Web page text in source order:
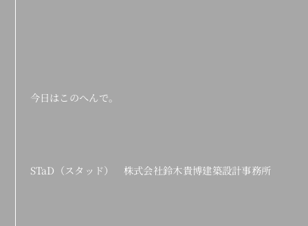
今日はこのへんで。
STaD（スタッド） 株式会社鈴木貴博建築設計事務所